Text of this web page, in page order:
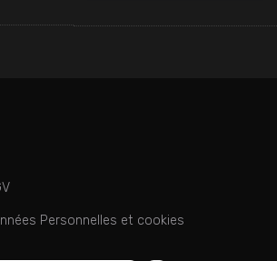
Personnelles et cookies